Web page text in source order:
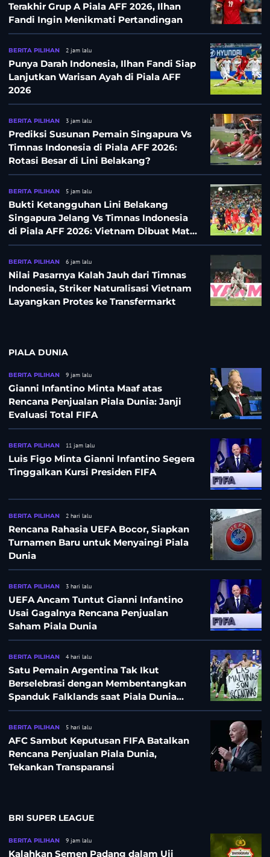
Terakhir Grup A Piala AFF 2026, Ilhan
Fandi Ingin Menikmati Pertandingan
BERITA PILIHAN 2 jam lalu
Punya Darah Indonesia, Ilhan Fandi Siap
Lanjutkan Warisan Ayah di Piala AFF
2026
BERITA PILIHAN 3 jam lalu
Prediksi Susunan Pemain Singapura Vs
Timnas Indonesia di Piala AFF 2026:
Rotasi Besar di Lini Belakang?
BERITA PILIHAN 5 jam lalu
Bukti Ketangguhan Lini Belakang
Singapura Jelang Vs Timnas Indonesia
di Piala AFF 2026: Vietnam Dibuat Mati
Kutu
BERITA PILIHAN 6 jam lalu
Nilai Pasarnya Kalah Jauh dari Timnas
Indonesia, Striker Naturalisasi Vietnam
Layangkan Protes ke Transfermarkt
PIALA DUNIA
BERITA PILIHAN 9 jam lalu
Gianni Infantino Minta Maaf atas
Rencana Penjualan Piala Dunia: Janji
Evaluasi Total FIFA
BERITA PILIHAN 11 jam lalu
Luis Figo Minta Gianni Infantino Segera
Tinggalkan Kursi Presiden FIFA
BERITA PILIHAN 2 hari lalu
Rencana Rahasia UEFA Bocor, Siapkan
Turnamen Baru untuk Menyaingi Piala
Dunia
BERITA PILIHAN 3 hari lalu
UEFA Ancam Tuntut Gianni Infantino
Usai Gagalnya Rencana Penjualan
Saham Piala Dunia
BERITA PILIHAN 4 hari lalu
Satu Pemain Argentina Tak Ikut
Berselebrasi dengan Membentangkan
Spanduk Falklands saat Piala Dunia
2026, Jadi Sasaran Kritik
BERITA PILIHAN 5 hari lalu
AFC Sambut Keputusan FIFA Batalkan
Rencana Penjualan Piala Dunia,
Tekankan Transparansi
BRI SUPER LEAGUE
BERITA PILIHAN 9 jam lalu
Kalahkan Semen Padang dalam Uji